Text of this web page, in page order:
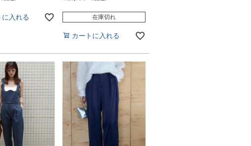
に入れる 在庫切れ
カートに入れる